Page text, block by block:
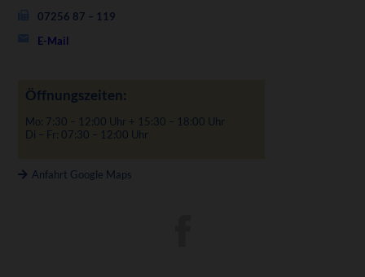
07256 87 – 119
E-Mail
Öffnungszeiten:
Mo: 7:30 – 12:00 Uhr + 15:30 – 18:00 Uhr
Di – Fr: 07:30 – 12:00 Uhr
Anfahrt Google Maps